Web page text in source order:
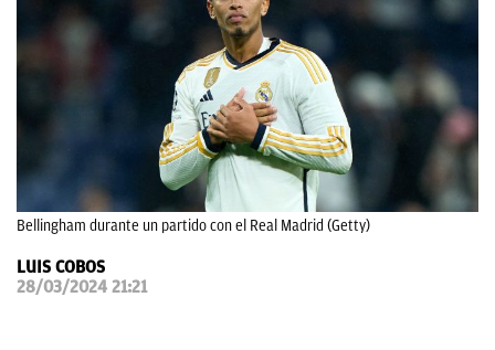
PAPARAZZI
Bellingham durante un partido con el Real Madrid (Getty)
LUIS COBOS
28/03/2024 21:21